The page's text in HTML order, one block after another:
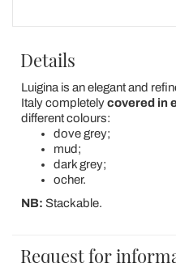
Details
Luigina is an elegant and
Italy completelycovered in
different colours:
dove grey;
mud;
dark grey;
ocher.
NB: Stackable.
Request for